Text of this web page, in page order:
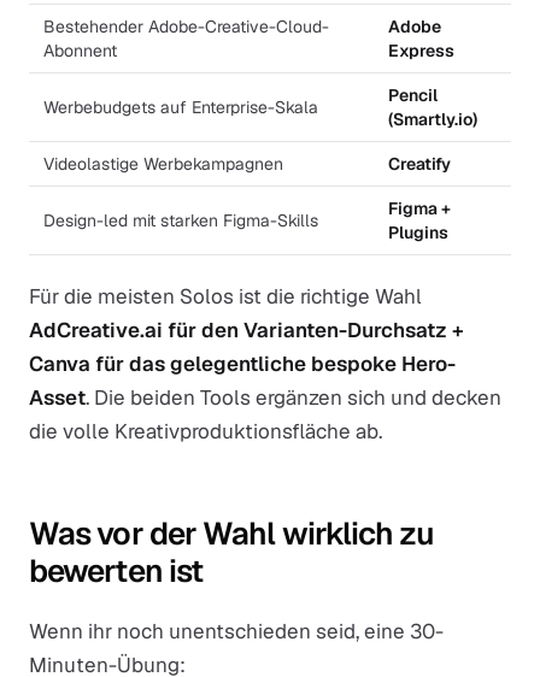
Bestehender Adobe-Creative-Cloud-
Abonnent
Adobe
Express
Werbebudgets auf Enterprise-Skala
Pencil
(Smartly.io)
Videolastige Werbekampagnen Creatify
Design-led mit starken Figma-Skills
Figma +
Plugins
Für die meisten Solos ist die richtige Wahl
AdCreative.ai für den Varianten-Durchsatz +
Canva für das gelegentliche bespoke Hero-
Asset. Die beiden Tools ergänzen sich und decken
die volle Kreativproduktionsfläche ab.
Was vor der Wahl wirklich zu
bewerten ist
Wenn ihr noch unentschieden seid, eine 30-
Minuten-Übung: